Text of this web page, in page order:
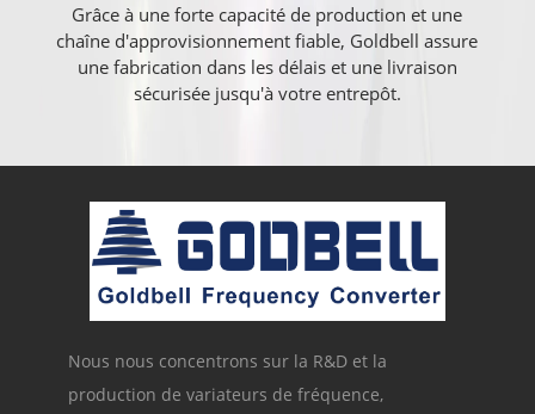
Grâce à une forte capacité de production et une
chaîne d'approvisionnement fiable, Goldbell assure
une fabrication dans les délais et une livraison
sécurisée jusqu'à votre entrepôt.
Nous nous concentrons sur la R&D et la
production de variateurs de fréquence,